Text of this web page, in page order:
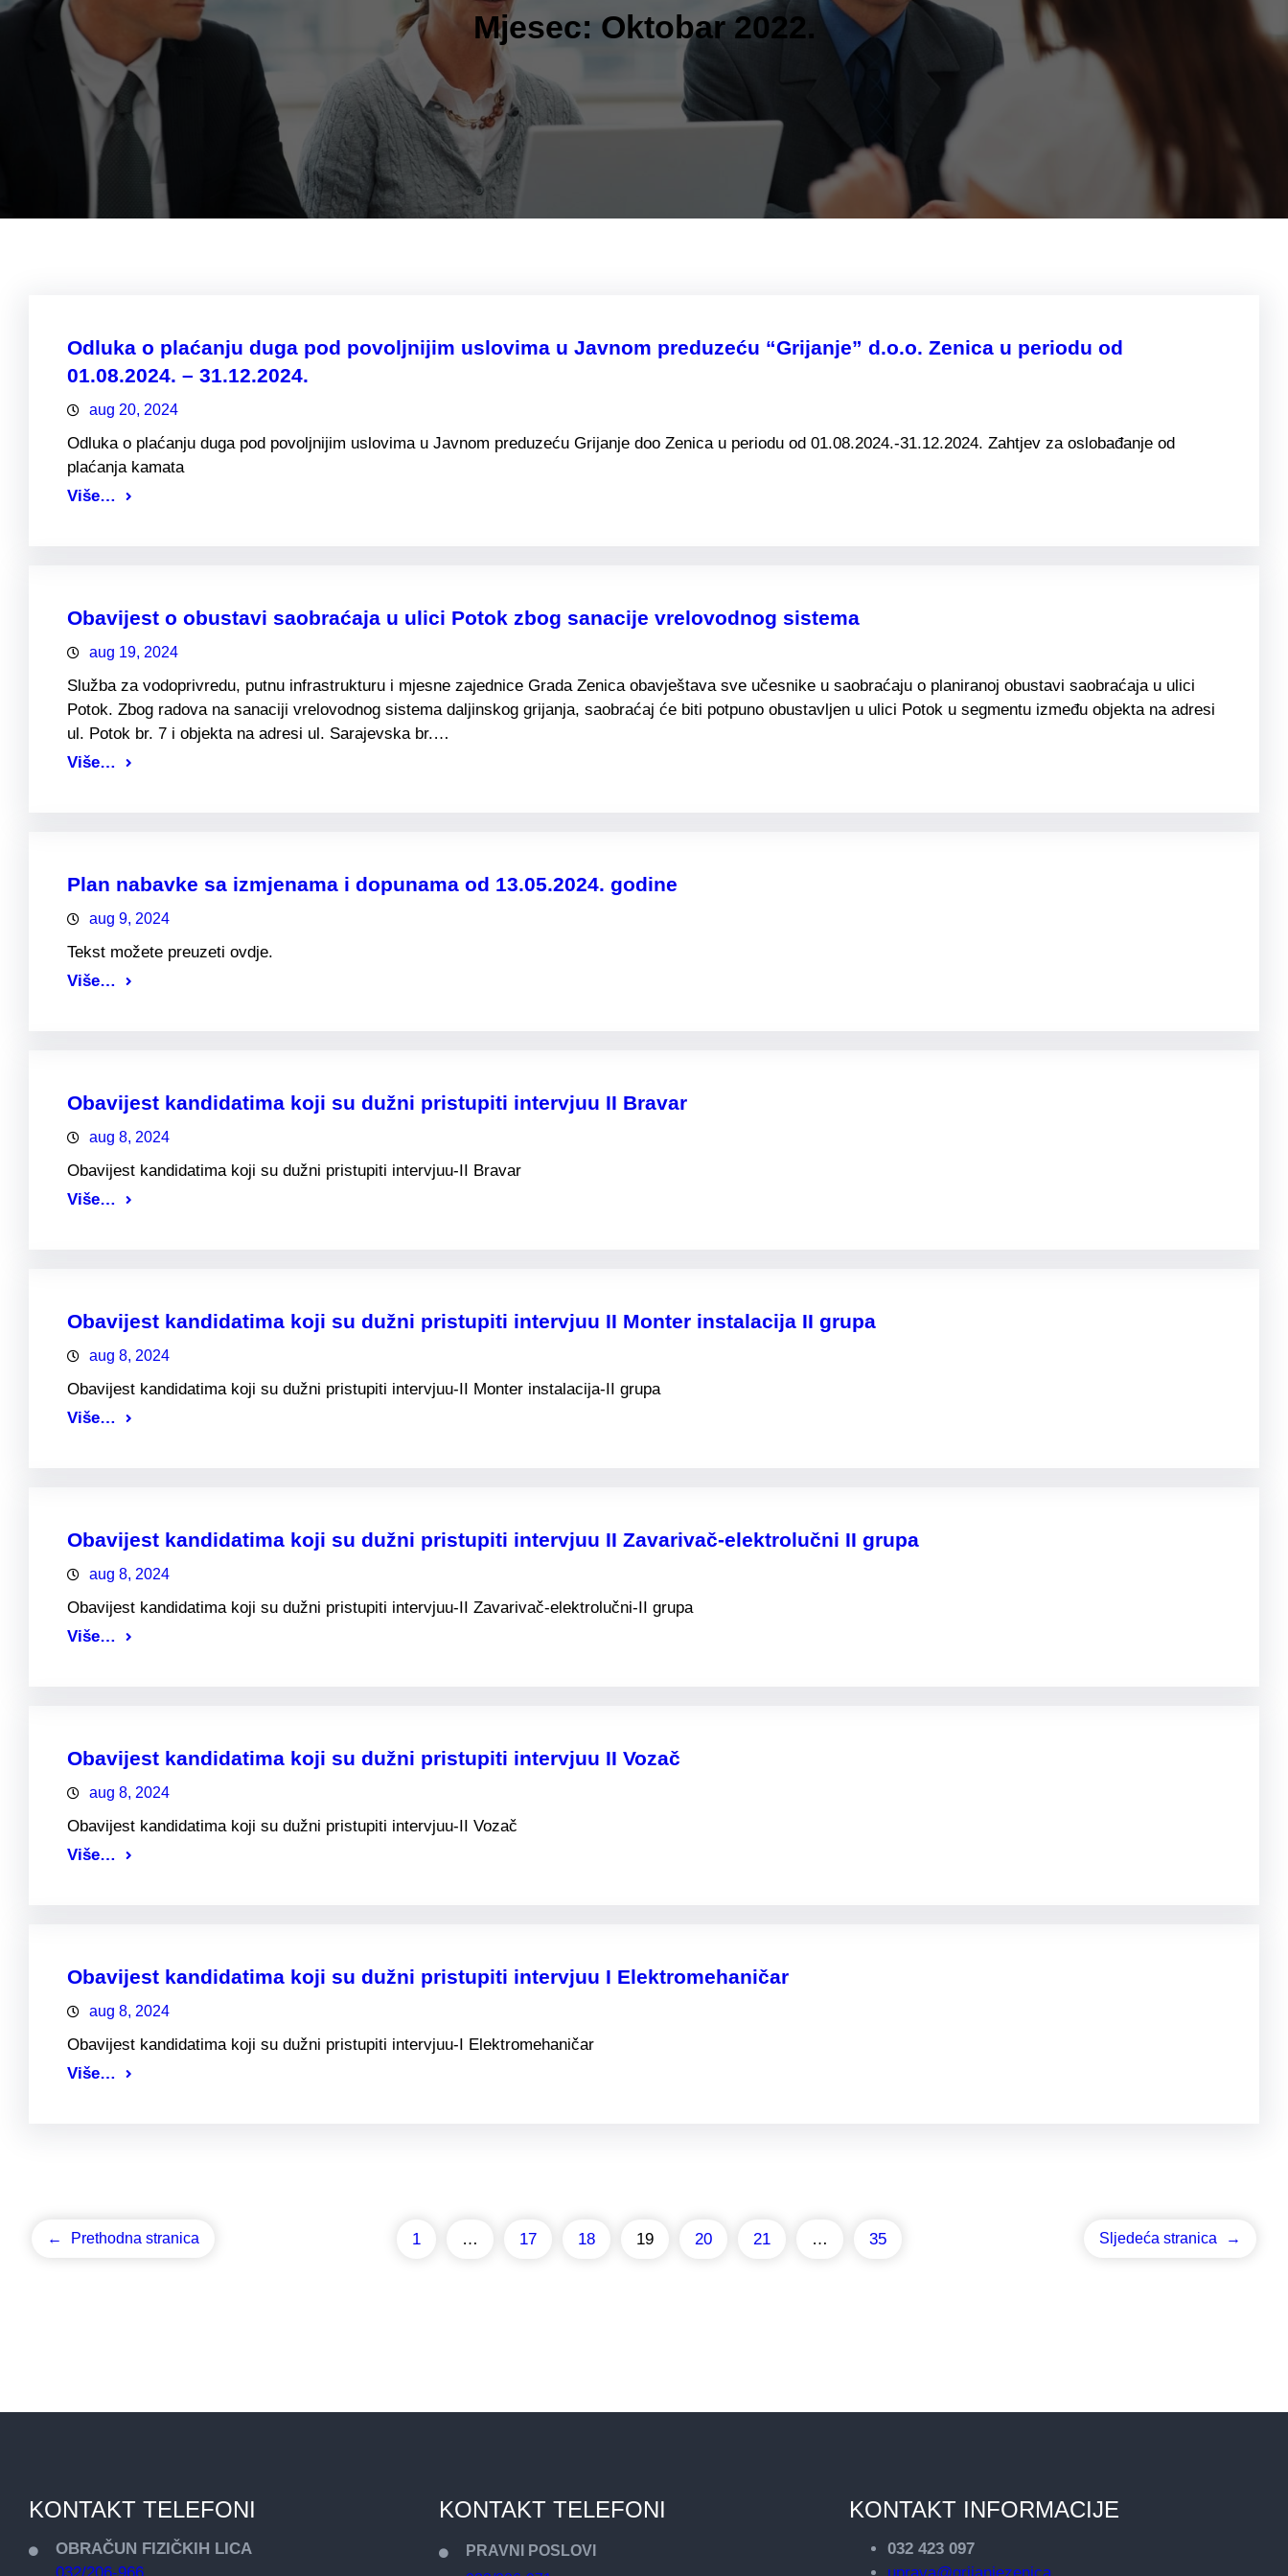
Mjesec: Oktobar 2022.
Odluka o plaćanju duga pod povoljnijim uslovima u Javnom preduzeću “Grijanje” d.o.o. Zenica u periodu od
01.08.2024. – 31.12.2024.
aug 20, 2024
Odluka o plaćanju duga pod povoljnijim uslovima u Javnom preduzeću Grijanje doo Zenica u periodu od 01.08.2024.-31.12.2024. Zahtjev za oslobađanje od
plaćanja kamata
Više…
Obavijest o obustavi saobraćaja u ulici Potok zbog sanacije vrelovodnog sistema
aug 19, 2024
Služba za vodoprivredu, putnu infrastrukturu i mjesne zajednice Grada Zenica obavještava sve učesnike u saobraćaju o planiranoj obustavi saobraćaja u ulici
Potok. Zbog radova na sanaciji vrelovodnog sistema daljinskog grijanja, saobraćaj će biti potpuno obustavljen u ulici Potok u segmentu između objekta na adresi
ul. Potok br. 7 i objekta na adresi ul. Sarajevska br.…
Više…
Plan nabavke sa izmjenama i dopunama od 13.05.2024. godine
aug 9, 2024
Tekst možete preuzeti ovdje.
Više…
Obavijest kandidatima koji su dužni pristupiti intervjuu II Bravar
aug 8, 2024
Obavijest kandidatima koji su dužni pristupiti intervjuu-II Bravar
Više…
Obavijest kandidatima koji su dužni pristupiti intervjuu II Monter instalacija II grupa
aug 8, 2024
Obavijest kandidatima koji su dužni pristupiti intervjuu-II Monter instalacija-II grupa
Više…
Obavijest kandidatima koji su dužni pristupiti intervjuu II Zavarivač-elektrolučni II grupa
aug 8, 2024
Obavijest kandidatima koji su dužni pristupiti intervjuu-II Zavarivač-elektrolučni-II grupa
Više…
Obavijest kandidatima koji su dužni pristupiti intervjuu II Vozač
aug 8, 2024
Obavijest kandidatima koji su dužni pristupiti intervjuu-II Vozač
Više…
Obavijest kandidatima koji su dužni pristupiti intervjuu I Elektromehaničar
aug 8, 2024
Obavijest kandidatima koji su dužni pristupiti intervjuu-I Elektromehaničar
Više…
← Prethodna stranica 1 … 17 18 19 20 21 … 35 Sljedeća stranica →
KONTAKT TELEFONI
OBRAČUN FIZIČKIH LICA
KONTAKT TELEFONI
PRAVNI POSLOVI
KONTAKT INFORMACIJE
032 423 097